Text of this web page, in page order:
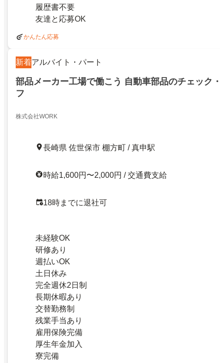
履歴書不要
友達と応募OK
かんたん応募
新着アルバイト・パート
部品メーカー工場で働こう 自動車部品のチェック
フ
株式会社WORK
長崎県 佐世保市 棚方町 / 真申駅
時給1,600円〜2,000円 / 交通費支給
18時までに退社可
未経験OK
研修あり
週払いOK
土日休み
完全週休2日制
長期休暇あり
交替勤務制
残業手当あり
雇用保険完備
厚生年金加入
寮完備